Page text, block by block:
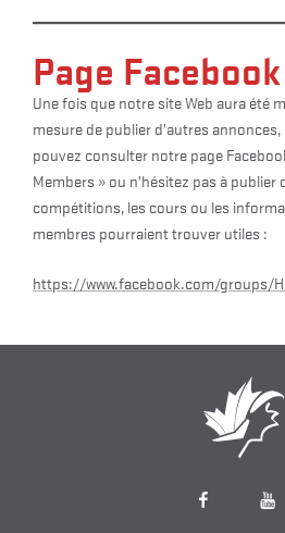
Page Facebook
Une fois que notre site Web aura été
mesure de publier d’autres
pouvez consulter notre page
Members » ou n’hésitez pas à
compétitions, les cours ou les
membres pourraient trouver utiles :
https://www.facebook.com/groups/
Facebook